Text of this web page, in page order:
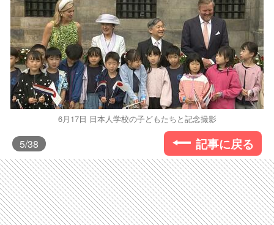
6月17日 日本人学校の子どもたちと記念撮影
5/38 記事に戻る